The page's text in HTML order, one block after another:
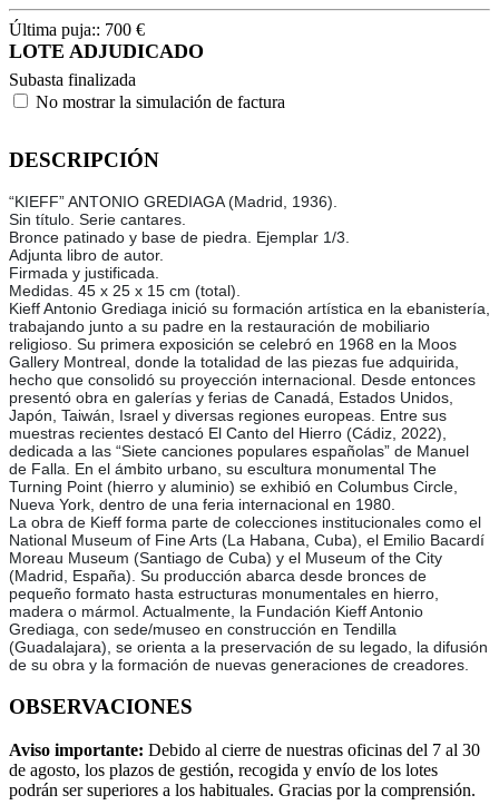
Última puja:: 700 €
LOTE ADJUDICADO
Subasta finalizada
No mostrar la simulación de factura
DESCRIPCIÓN
“KIEFF” ANTONIO GREDIAGA (Madrid, 1936).
Sin título. Serie cantares.
Bronce patinado y base de piedra. Ejemplar 1/3.
Adjunta libro de autor.
Firmada y justificada.
Medidas. 45 x 25 x 15 cm (total).
Kieff Antonio Grediaga inició su formación artística en la ebanistería,
trabajando junto a su padre en la restauración de mobiliario
religioso. Su primera exposición se celebró en 1968 en la Moos
Gallery Montreal, donde la totalidad de las piezas fue adquirida,
hecho que consolidó su proyección internacional. Desde entonces
presentó obra en galerías y ferias de Canadá, Estados Unidos,
Japón, Taiwán, Israel y diversas regiones europeas. Entre sus
muestras recientes destacó El Canto del Hierro (Cádiz, 2022),
dedicada a las “Siete canciones populares españolas” de Manuel
de Falla. En el ámbito urbano, su escultura monumental The
Turning Point (hierro y aluminio) se exhibió en Columbus Circle,
Nueva York, dentro de una feria internacional en 1980.
La obra de Kieff forma parte de colecciones institucionales como el
National Museum of Fine Arts (La Habana, Cuba), el Emilio Bacardí
Moreau Museum (Santiago de Cuba) y el Museum of the City
(Madrid, España). Su producción abarca desde bronces de
pequeño formato hasta estructuras monumentales en hierro,
madera o mármol. Actualmente, la Fundación Kieff Antonio
Grediaga, con sede/museo en construcción en Tendilla
(Guadalajara), se orienta a la preservación de su legado, la difusión
de su obra y la formación de nuevas generaciones de creadores.
OBSERVACIONES
Aviso importante: Debido al cierre de nuestras oficinas del 7 al 30
de agosto, los plazos de gestión, recogida y envío de los lotes
podrán ser superiores a los habituales. Gracias por la comprensión.